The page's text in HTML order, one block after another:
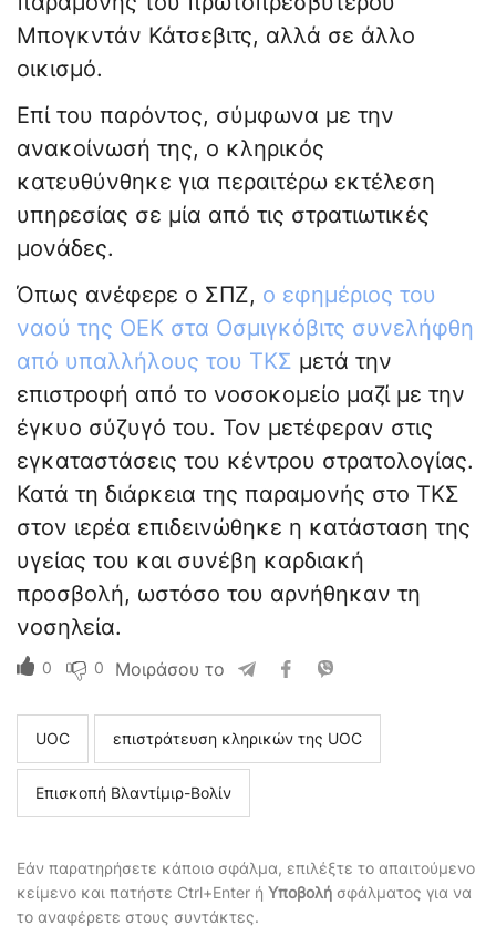
Μπογκντάν Κάτσεβιτς, αλλά σε άλλο
οικισμό.
Επί του παρόντος, σύμφωνα με την
ανακοίνωσή της, ο κληρικός
κατευθύνθηκε για περαιτέρω εκτέλεση
υπηρεσίας σε μία από τις στρατιωτικές
μονάδες.
Όπως ανέφερε ο ΣΠΖ, ο εφημέριος του
ναού της ΟΕΚ στα Οσμιγκόβιτς συνελήφθη
από υπαλλήλους του ΤΚΣ μετά την
επιστροφή από το νοσοκομείο μαζί με την
έγκυο σύζυγό του. Τον μετέφεραν στις
εγκαταστάσεις του κέντρου στρατολογίας.
Κατά τη διάρκεια της παραμονής στο ΤΚΣ
στον ιερέα επιδεινώθηκε η κατάσταση της
υγείας του και συνέβη καρδιακή
προσβολή, ωστόσο του αρνήθηκαν τη
νοσηλεία.
0 0 Μοιράσου το
UOC επιστράτευση κληρικών της UOC
Επισκοπή Βλαντίμιρ-Βολίν
Εάν παρατηρήσετε κάποιο σφάλμα, επιλέξτε το απαιτούμενο
κείμενο και πατήστε Ctrl+Enter ή Υποβολή σφάλματος για να
το αναφέρετε στους συντάκτες.